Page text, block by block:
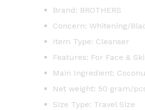
Brand: BROTHERS
Concern: Whitening/
Item Type: Cleanser
Features: For Face &
Main Ingredient:
Net weight: 50 gram/
Size Type: Travel Size